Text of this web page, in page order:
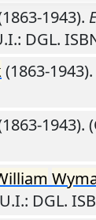
1943).
: DGL.
(1863-1943).
1943).
U.I.: DGL.